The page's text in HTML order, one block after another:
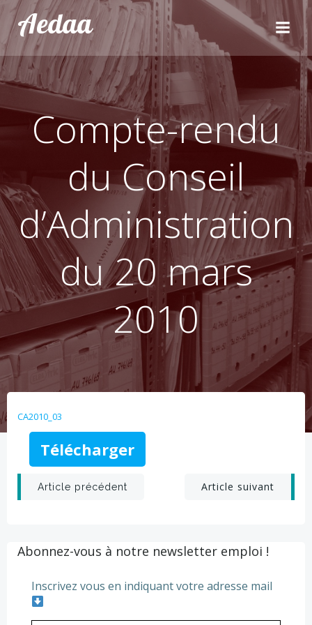
Aller
au
contenu
Aedaa
Compte-rendu
du Conseil
d’Administration
du 20 mars
2010
CA2010_03
Télécharger
Post
Article précédent
PostArticle suivant
Abonnez-vous à notre newsletter emploi !
Inscrivez vous en indiquant votre adresse mail